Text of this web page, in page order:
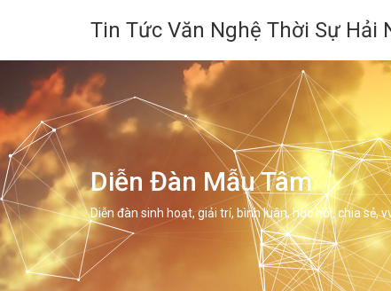
Tin Tức Văn Nghệ Thời Sự Hải
Diễn Đàn Mẫu Tâm
Diễn đàn sinh hoạt, giải trí, bình luân, học hỏi, chia sẻ,